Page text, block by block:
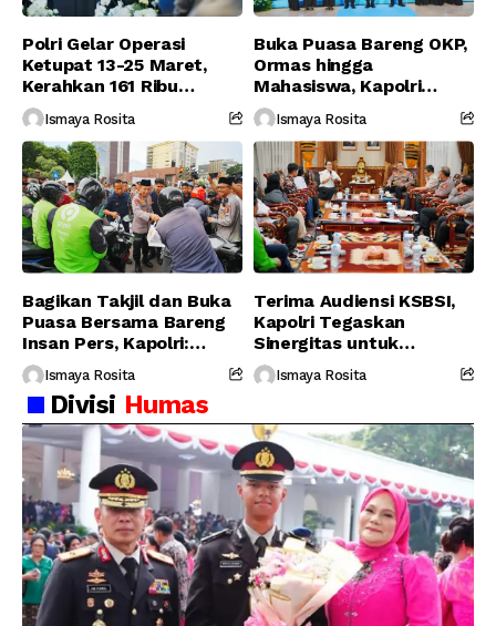
Polri Gelar Operasi
Ketupat 13-25 Maret,
Kerahkan 161 Ribu
Personel Gabungan
Ismaya Rosita
Buka Puasa Bareng OKP,
Ormas hingga
Mahasiswa, Kapolri
Serukan Jaga
Persatuan-Dukung
Program Pemerintah
Ismaya Rosita
Bagikan Takjil dan Buka
Puasa Bersama Bareng
Insan Pers, Kapolri:
Suara Media Suara
Publik
Ismaya Rosita
Terima Audiensi KSBSI,
Kapolri Tegaskan
Sinergitas untuk
Perjuangkan Hak Buruh
Ismaya Rosita
Divisi Humas